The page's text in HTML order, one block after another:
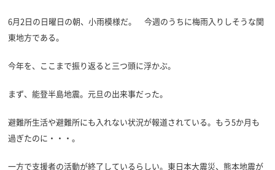
6月2日の日曜日の朝、小雨模様だ。 今週のうちに梅雨入りしそうな関
東地方である。
今年を、ここまで振り返ると三つ頭に浮かぶ。
まず、能登半島地震。元旦の出来事だった。
避難所生活や避難所にも入れない状況が報道されている。もう5か月も
過ぎたのに・・・。
一方で支援者の活動が終了しているらしい。東日本大震災、熊本地震が